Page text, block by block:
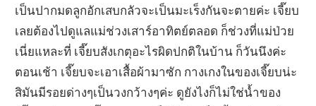
เป็นปากมดลูกอักเสบกลัวจะเป็นมะเร็งกันจะตายค่ะ เจี๊ยบ
เลยต้องไปดูแลแม่ช่วงเสาร์อาทิตย์ตลอด ก็ช่วงที่แม่ป่วย
เนี่ยแหละที่ เจี๊ยบสังเกตุอะไรผิดปกติในบ้าน ก็วันนึงค่ะ
ตอนเช้า เจี๊ยบจะเอาเสื้อผ้ามาซัก กางเกงในของเจี๊ยบน่ะ
สิมันมีรอยด่างๆเป็นวงกว้างๆค่ะ ดูยังไงก็ไม่ใช่น้ำของ